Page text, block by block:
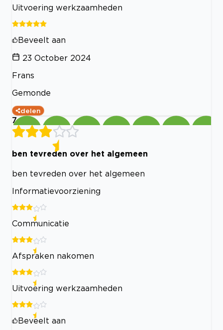
Uitvoering werkzaamheden
Beveelt aan
23 October 2024
Frans
Gemonde
delen
7
ben tevreden over het algemeen
ben tevreden over het algemeen
Informatievoorziening
Communicatie
Afspraken nakomen
Uitvoering werkzaamheden
Beveelt aan